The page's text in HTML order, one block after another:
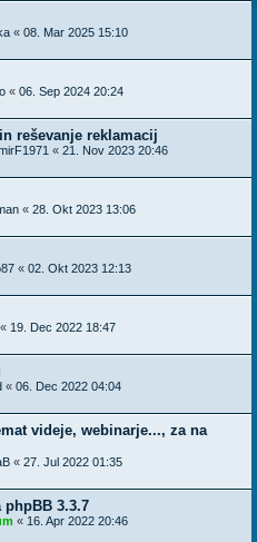
« 08. Mar 2025 15:10
« 06. Sep 2024 20:24
reševanje reklamacij
« 21. Nov 2023 20:46
« 28. Okt 2023 13:06
« 02. Okt 2023 12:13
« 19. Dec 2022 18:47
« 06. Dec 2022 04:04
videje, webinarje..., za na
« 27. Jul 2022 01:35
phpBB 3.3.7
« 16. Apr 2022 20:46